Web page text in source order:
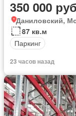
350 000
Даниловский,
87 кв.м
Паркинг
23 часов назад